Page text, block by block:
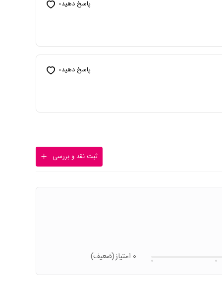
پاسخ دهید0
پاسخ دهید0
ثبت نقد و بررسی
0 امتیاز (ضعیف)